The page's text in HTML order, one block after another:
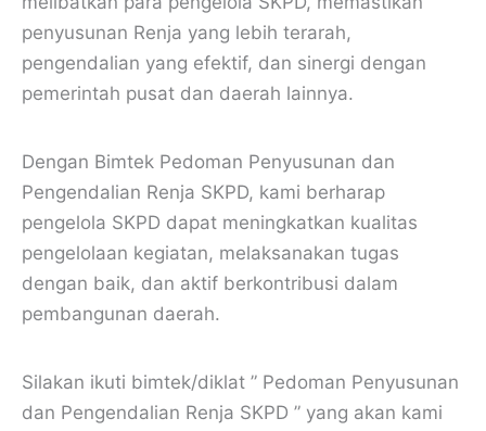
penyusunan Renja yang lebih terarah,
pengendalian yang efektif, dan sinergi dengan
pemerintah pusat dan daerah lainnya.
Dengan Bimtek Pedoman Penyusunan dan
Pengendalian Renja SKPD, kami berharap
pengelola SKPD dapat meningkatkan kualitas
pengelolaan kegiatan, melaksanakan tugas
dengan baik, dan aktif berkontribusi dalam
pembangunan daerah.
Silakan ikuti bimtek/diklat ” Pedoman Penyusunan
dan Pengendalian Renja SKPD ” yang akan kami